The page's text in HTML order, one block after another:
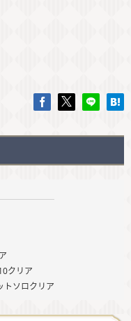
クリア
トソロクリア